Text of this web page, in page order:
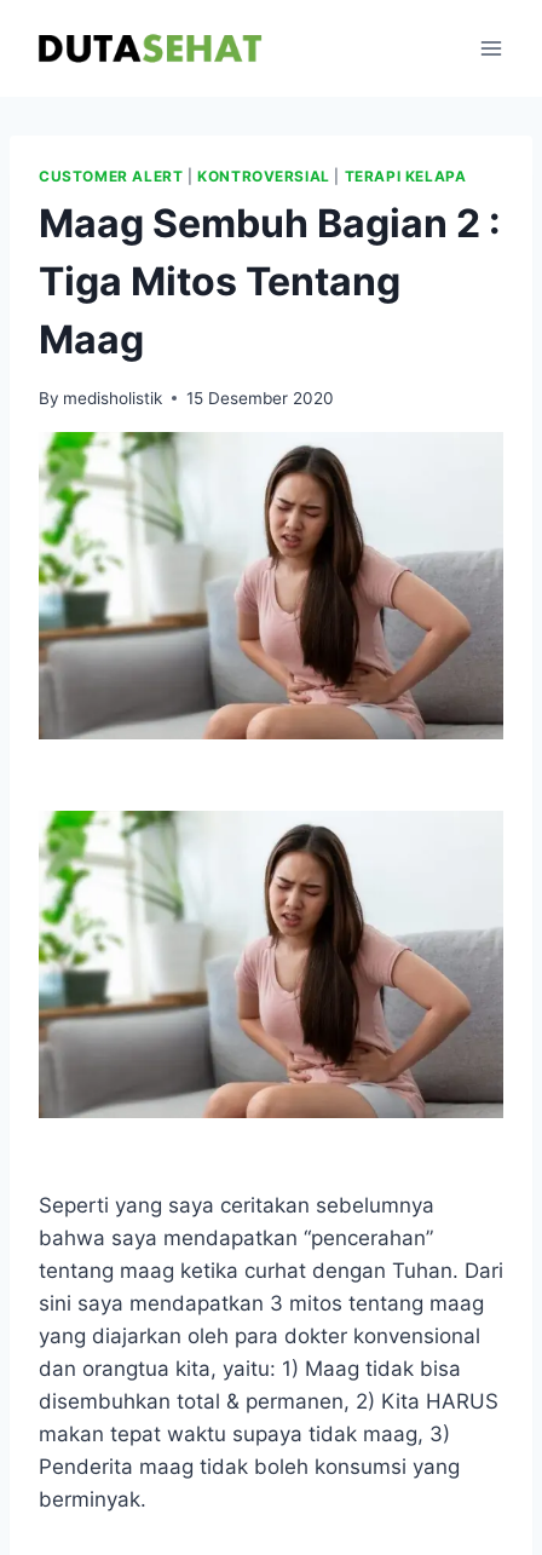
CUSTOMER ALERT |KONTROVERSIAL TERAPI KELAPA
Maag Sembuh Bagian 2 :
Tiga Mitos Tentang
Maag
By medisholistik 15 Desember 2020
Seperti yang saya ceritakan sebelumnya
bahwa saya mendapatkan “pencerahan”
tentang maag ketika curhat dengan Tuhan. Dari
sini saya mendapatkan 3 mitos tentang maag
yang diajarkan oleh para dokter konvensional
dan orangtua kita, yaitu: 1) Maag tidak bisa
disembuhkan total & permanen, 2) Kita HARUS
makan tepat waktu supaya tidak maag, 3)
Penderita maag tidak boleh konsumsi yang
berminyak.